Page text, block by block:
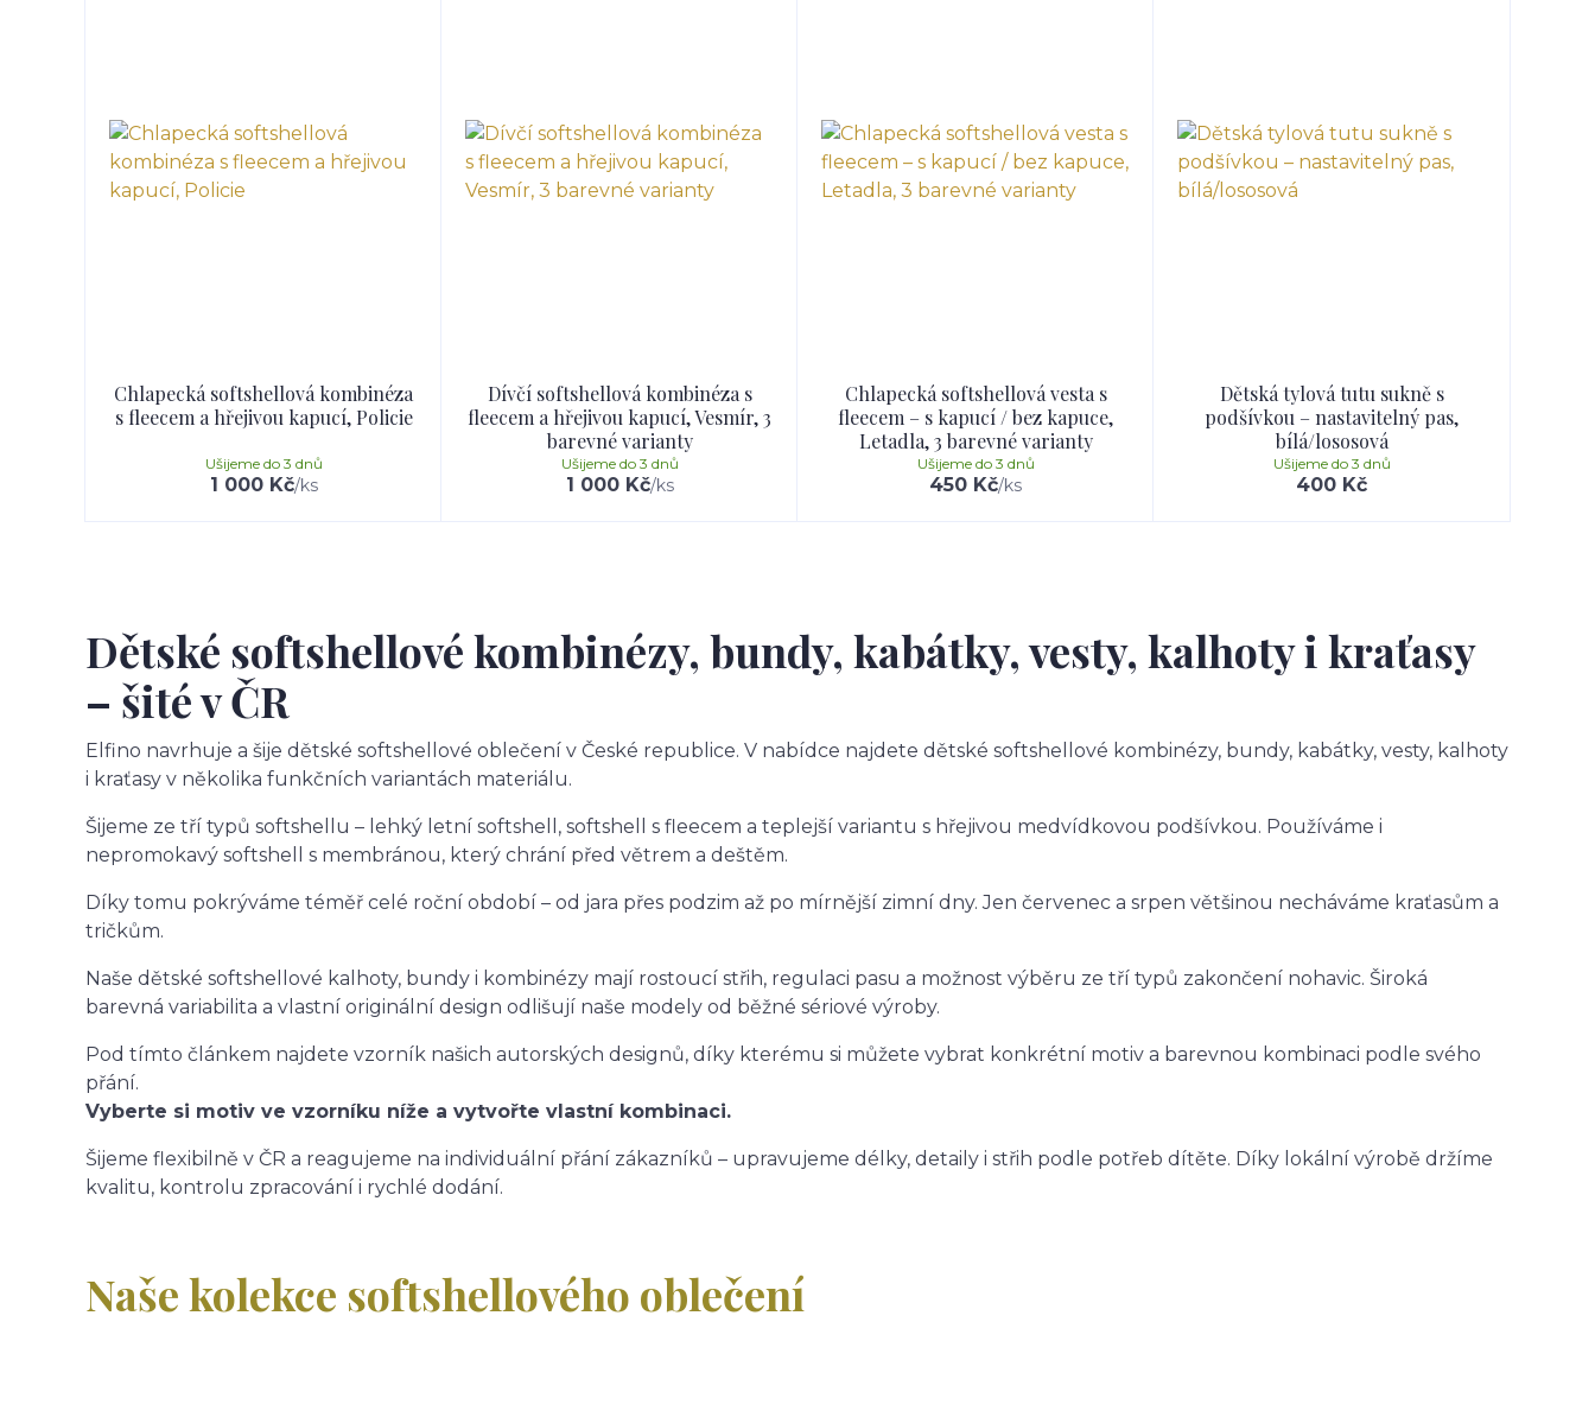
Chlapecká softshellová kombinéza
s fleecem a hřejivou kapucí, Policie
1 000 Kč/ks
Ušijeme do 3 dnů
Dívčí softshellová kombinéza s
fleecem a hřejivou kapucí, Vesmír, 3
barevné varianty
1 000 Kč/ks
Ušijeme do 3 dnů
Chlapecká softshellová vesta s
fleecem – s kapucí / bez kapuce,
Letadla, 3 barevné varianty
450 Kč/ks
Ušijeme do 3 dnů
Dětská tylová tutu sukně s
podšívkou – nastavitelný pas,
bílá/lososová
400 Kč
Ušijeme do 3 dnů
Dětské softshellové kombinézy, bundy, kabátky, vesty, kalhoty i kraťasy
– šité v ČR
Elfino navrhuje a šije dětské softshellové oblečení v České republice. V nabídce najdete dětské softshellové kombinézy, bundy, kabátky, vesty, kalhoty
i kraťasy v několika funkčních variantách materiálu.
Šijeme ze tří typů softshellu – lehký letní softshell, softshell s fleecem a teplejší variantu s hřejivou medvídkovou podšívkou. Používáme i
nepromokavý softshell s membránou, který chrání před větrem a deštěm.
Díky tomu pokrýváme téměř celé roční období – od jara přes podzim až po mírnější zimní dny. Jen červenec a srpen většinou necháváme kraťasům a
tričkům.
Naše dětské softshellové kalhoty, bundy i kombinézy mají rostoucí střih, regulaci pasu a možnost výběru ze tří typů zakončení nohavic. Široká
barevná variabilita a vlastní originální design odlišují naše modely od běžné sériové výroby.
Pod tímto článkem najdete vzorník našich autorských designů, díky kterému si můžete vybrat konkrétní motiv a barevnou kombinaci podle svého
přání.
Vyberte si motiv ve vzorníku níže a vytvořte vlastní kombinaci.
Šijeme flexibilně v ČR a reagujeme na individuální přání zákazníků – upravujeme délky, detaily i střih podle potřeb dítěte. Díky lokální výrobě držíme
kvalitu, kontrolu zpracování i rychlé dodání.
Naše kolekce softshellového oblečení